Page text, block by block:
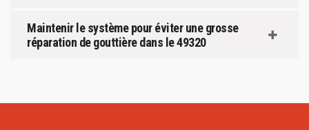
Maintenir le système pour éviter une grosse
réparation de gouttière dans le 49320